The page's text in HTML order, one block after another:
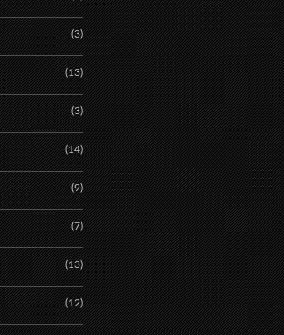
(3)
(13)
(3)
(14)
(9)
(7)
(13)
(12)